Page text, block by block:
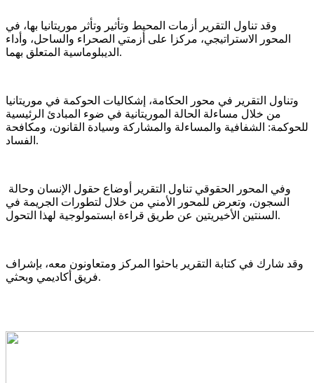
وقد تناول التقرير أزمات المحيط وتأثير وتأثر موريتانيا بها، في
المحور الاستراتيجي، مركزا على أزمتي الصحراء والساحل، وأداء
الديبلوماسية المتعلق بهما.
وتناول التقرير في محور الحكامة، إشكاليات الحوكمة في موريتانيا
من خلال مساءلة الحالة الموريتانية في ضوء المبادئ الرئيسية
للحوكمة: الشفافية والمساءلة والمشاركة وسيادة القانون، ومكافحة
الفساد.
السجون، وتعرض للمحور الأمني من خلال لتطورات الجريمة في
السنتين الأخيريتين عن طريق قراءة ابستمولوجية لهذا التحول.
وقد شارك في كتابة التقرير باحثوا المركز ومتعاونون معه، بإشراف
فريق أكاديمي وبحثي.